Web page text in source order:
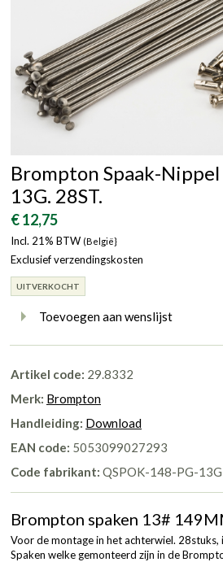
Brompton Spaak-
13G. 28ST.
€ 12,75
Incl. 21% BTW (België}
Exclusief verzendingskosten
UITVERKOCHT
Toevoegen aan wenslijst
Artikel code: 29.8332
Merk: Brompton
Handleiding: Download
EAN code: 5053099027293
Code fabrikant: QSPOK-148-PG-13G
Brompton spaken 13#
Voor de montage in het achterwiel. 28stuks,
Spaken welke gemonteerd zijn in de